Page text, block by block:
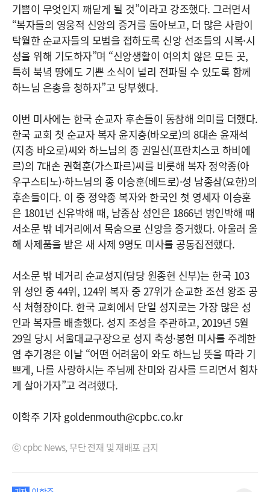
기쁨이 무엇인지 깨닫게 될 것”이라고 강조했다. 그러면서
“복자들의 영웅적 신앙의 증거를 돌아보고, 더 많은 사람이
탁월한 순교자들의 모범을 접하도록 신앙 선조들의 시복·시
성을 위해 기도하자”며 “신앙생활이 여의치 않은 모든 곳,
특히 북녘 땅에도 기쁜 소식이 널리 전파될 수 있도록 함께
하느님 은총을 청하자”고 당부했다.
이번 미사에는 한국 순교자 후손들이 동참해 의미를 더했다.
한국 교회 첫 순교자 복자 윤지충(바오로)의 8대손 윤재석
(지충 바오로)씨와 하느님의 종 권일신(프란치스코 하비에
르)의 7대손 권혁훈(가스파르)씨를 비롯해 복자 정약종(아
우구스티노)·하느님의 종 이승훈(베드로)·성 남종삼(요한)의
후손들이다. 이 중 정약종 복자와 한국인 첫 영세자 이승훈
은 1801년 신유박해 때, 남종삼 성인은 1866년 병인박해 때
서소문 밖 네거리에서 목숨으로 신앙을 증거했다. 아울러 올
해 사제품을 받은 새 사제 9명도 미사를 공동집전했다.
서소문 밖 네거리 순교성지(담당 원종현 신부)는 한국 103
위 성인 중 44위, 124위 복자 중 27위가 순교한 조선 왕조 공
식 처형장이다. 한국 교회에서 단일 성지로는 가장 많은 성
인과 복자를 배출했다. 성지 조성을 주관하고, 2019년 5월
29일 당시 서울대교구장으로 성지 축성·봉헌 미사를 주례한
염 추기경은 이날 “어떤 어려움이 와도 하느님 뜻을 따라 기
쁘게, 나를 사랑하시는 주님께 찬미와 감사를 드리면서 힘차
게 살아가자”고 격려했다.
이학주 기자 goldenmouth@cpbc.co.kr
ⓒ cpbc News, 무단 전재 및 재배포 금지